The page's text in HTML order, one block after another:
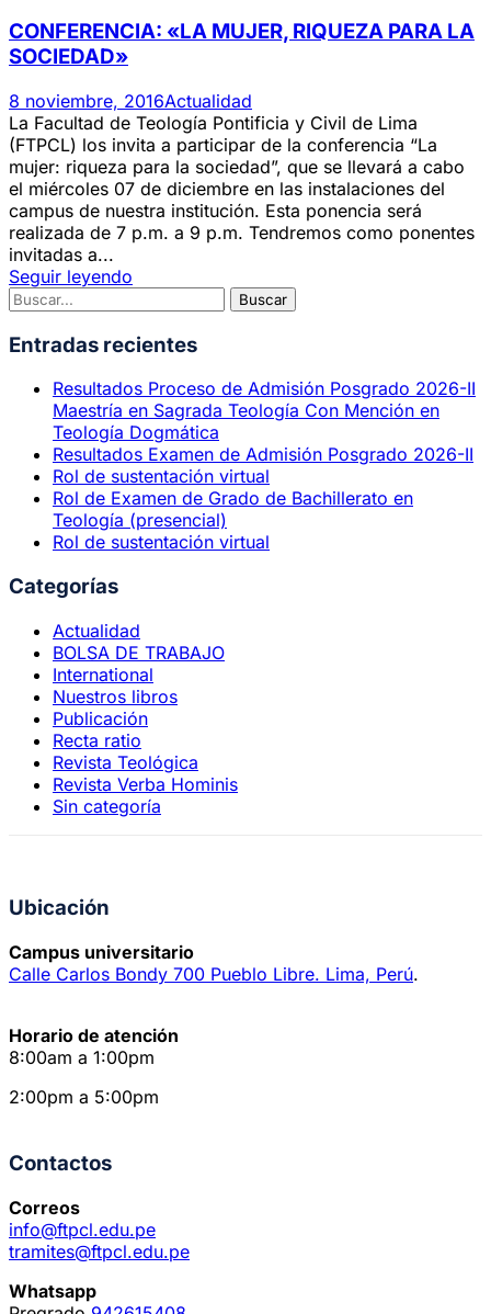
CONFERENCIA: «LA MUJER, RIQUEZA PARA LA
SOCIEDAD»
8 noviembre, 2016Actualidad
La Facultad de Teología Pontificia y Civil de Lima
(FTPCL) los invita a participar de la conferencia “La
mujer: riqueza para la sociedad”, que se llevará a cabo
el miércoles 07 de diciembre en las instalaciones del
campus de nuestra institución. Esta ponencia será
realizada de 7 p.m. a 9 p.m. Tendremos como ponentes
invitadas a...
Seguir leyendo
Entradas recientes
Resultados Proceso de Admisión Posgrado 2026-II
Maestría en Sagrada Teología Con Mención en
Teología Dogmática
Resultados Examen de Admisión Posgrado 2026-II
Rol de sustentación virtual
Rol de Examen de Grado de Bachillerato en
Teología (presencial)
Rol de sustentación virtual
Categorías
Actualidad
BOLSA DE TRABAJO
International
Nuestros libros
Publicación
Recta ratio
Revista Teológica
Revista Verba Hominis
Sin categoría
Ubicación
Campus universitario
Calle Carlos Bondy 700 Pueblo Libre. Lima, Perú.
Horario de atención
8:00am a 1:00pm
2:00pm a 5:00pm
Contactos
Correos
info@ftpcl.edu.pe
tramites@ftpcl.edu.pe
Whatsapp